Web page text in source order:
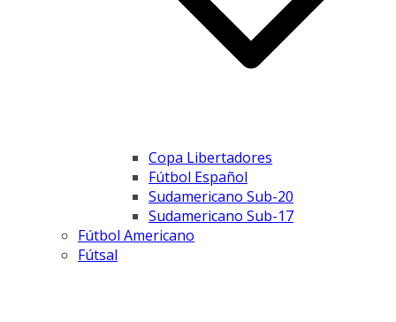
Copa Libertadores
Fútbol Español
Sudamericano Sub-20
Sudamericano Sub-17
Fútbol Americano
Fútsal